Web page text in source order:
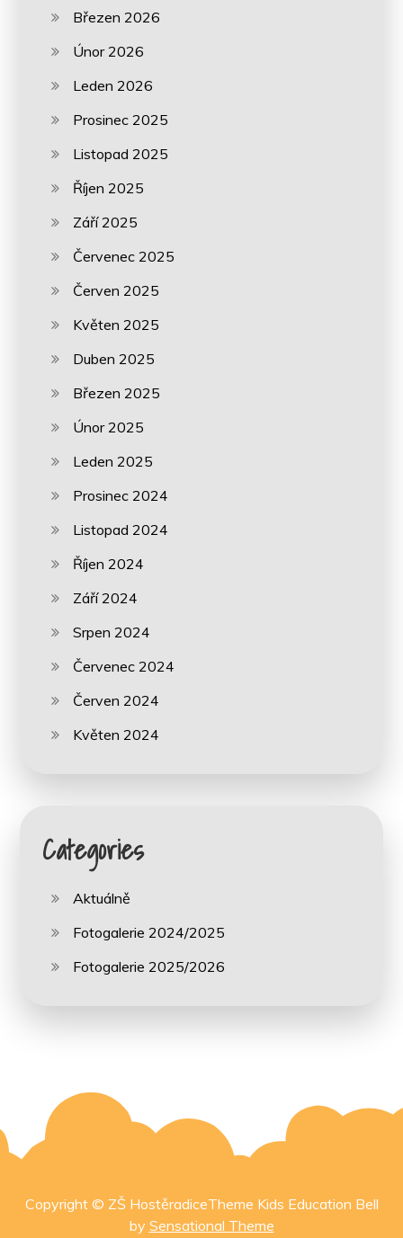
Březen 2026
Únor 2026
Leden 2026
Prosinec 2025
Listopad 2025
Říjen 2025
Září 2025
Červenec 2025
Červen 2025
Květen 2025
Duben 2025
Březen 2025
Únor 2025
Leden 2025
Prosinec 2024
Listopad 2024
Říjen 2024
Září 2024
Srpen 2024
Červenec 2024
Červen 2024
Květen 2024
Categories
Aktuálně
Fotogalerie 2024/2025
Fotogalerie 2025/2026
Copyright © ZŠ HostěradiceTheme Kids Education Bell
by Sensational Theme